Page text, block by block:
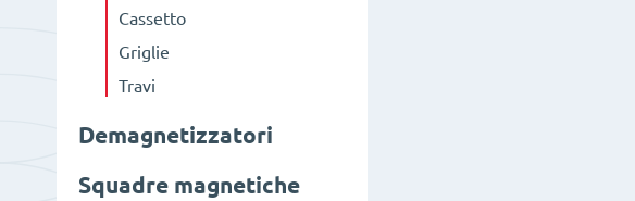
Cassetto
Griglie
Travi
Demagnetizzatori
Squadre magnetiche